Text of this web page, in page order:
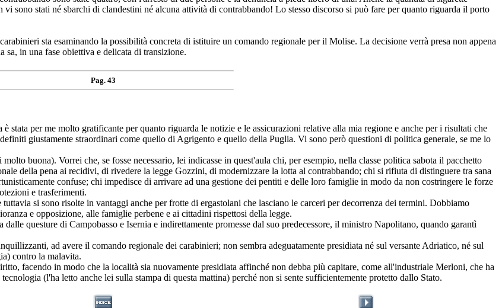
sono stati né sbarchi di clandestini né alcuna attività di contrabbando! Lo stesso discorso si può fare per quanto riguarda il porto
sta esaminando la possibilità concreta di istituire un comando regionale per il Molise. La decisione verrà presa non appena
in una fase obiettiva e delicata di transizione.
Pag. 43
per me molto gratificante per quanto riguarda le notizie e le assicurazioni relative alla mia regione e anche per i risultati che
giustamente straordinari come quello di Agrigento e quello della Puglia. Vi sono però questioni di politica generale, se me lo
buona). Vorrei che, se fosse necessario, lei indicasse in quest'aula chi, per esempio, nella classe politica sabota il pacchetto
della pena ai recidivi, di rivedere la legge Gozzini, di modernizzare la lotta al contrabbando; chi si rifiuta di distinguere tra sana
confuse; chi impedisce di arrivare ad una gestione dei pentiti e delle loro famiglie in modo da non costringere le forze
e trasferimenti.
si sono risolte in vantaggi anche per frotte di ergastolani che lasciano le carceri per decorrenza dei termini. Dobbiamo
e opposizione, alle famiglie perbene e ai cittadini rispettosi della legge.
questure di Campobasso e Isernia e indirettamente promesse dal suo predecessore, il ministro Napolitano, quando garantì
ad avere il comando regionale dei carabinieri; non sembra adeguatamente presidiata né sul versante Adriatico, né sul
contro la malavita.
facendo in modo che la località sia nuovamente presidiata affinché non debba più capitare, come all'industriale Merloni, che ha
(l'ha letto anche lei sulla stampa di questa mattina) perché non si sente sufficientemente protetto dallo Stato.